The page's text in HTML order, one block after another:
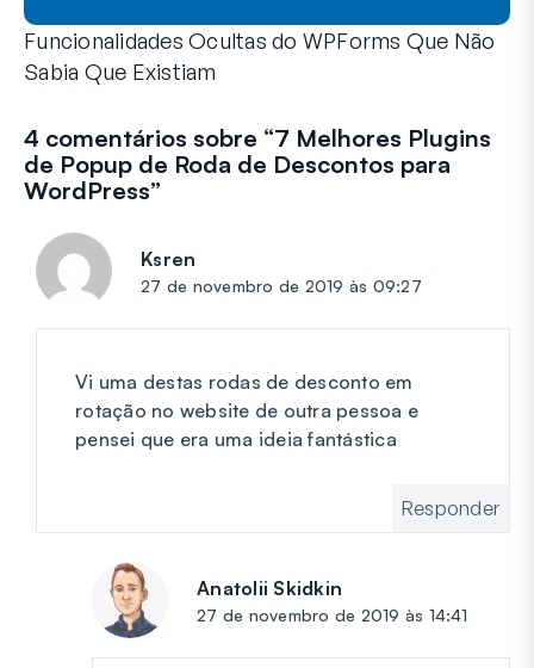
Funcionalidades Ocultas do WPForms Que Não
Sabia Que Existiam
4 comentários sobre “7 Melhores Plugins
de Popup de Roda de Descontos para
WordPress”
Ksren
27 de novembro de 2019 às 09:27
Vi uma destas rodas de desconto em
rotação no website de outra pessoa e
pensei que era uma ideia fantástica
Responder
Anatolii Skidkin
27 de novembro de 2019 às 14:41